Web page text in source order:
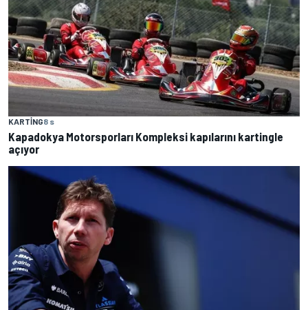
KARTING8 s
Kapadokya Motorsporları Kompleksi kapılarını kartingle
açıyor